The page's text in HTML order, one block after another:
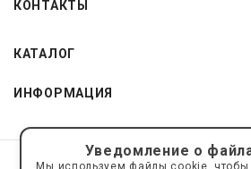
КОНТАКТЫ
КАТАЛОГ
ИНФОРМАЦИЯ
© 2019—2026 Интернет пространство
Уведомление о
Мы используем файлы cookie, чтобы